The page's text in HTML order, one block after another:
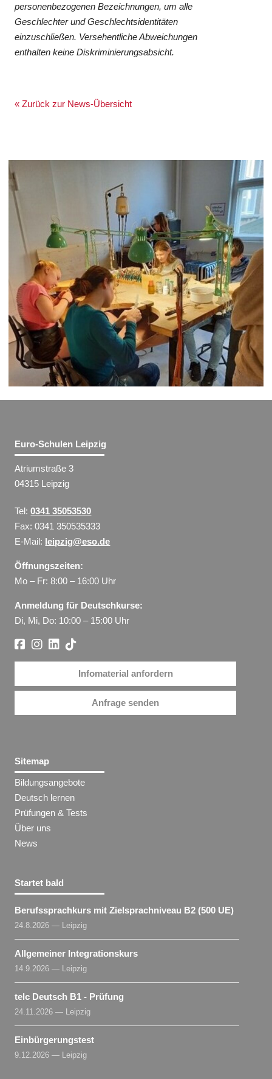
personenbezogenen Bezeichnungen, um alle
Geschlechter und Geschlechtsidentitäten
einzuschließen. Versehentliche Abweichungen
enthalten keine Diskriminierungsabsicht.
« Zurück zur News-Übersicht
Euro-Schulen Leipzig
Atriumstraße 3
04315 Leipzig
Tel:0341 35053530
Fax: 0341 350535333
E-Mail: leipzig@eso.de
Öffnungszeiten:
Mo – Fr: 8:00 – 16:00 Uhr
Anmeldung für Deutschkurse:
Di, Mi, Do: 10:00 – 15:00 Uhr
Infomaterial anfordern
Anfrage senden
Sitemap
Bildungsangebote
Deutsch lernen
Prüfungen & Tests
Über uns
News
Startet bald
Berufssprachkurs mit Zielsprachniveau B2 (500 UE)
24.8.2026 — Leipzig
Allgemeiner Integrationskurs
14.9.2026 — Leipzig
telc Deutsch B1 - Prüfung
24.11.2026 — Leipzig
Einbürgerungstest
9.12.2026 — Leipzig